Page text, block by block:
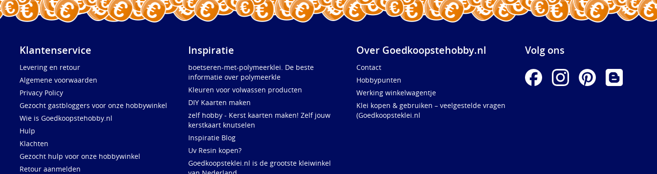
Klantenservice
Levering en retour
Algemene voorwaarden
Privacy Policy
Gezocht gastbloggers voor onze hobbywinkel
Wie is Goedkoopstehobby.nl
Hulp
Klachten
Gezocht hulp voor onze hobbywinkel
Retour aanmelden
Inspiratie
boetseren-met-polymeerklei. De beste
informatie over polymeerkle
Kleuren voor volwassen producten
DIY Kaarten maken
zelf hobby - Kerst kaarten maken! Zelf jouw
kerstkaart knutselen
Inspiratie Blog
Uv Resin kopen?
Goedkoopsteklei.nl is de grootste kleiwinkel
Over Goedkoopstehobby.nl
Contact
Hobbypunten
Werking winkelwagentje
Klei kopen & gebruiken – veelgestelde vragen
(Goedkoopsteklei.nl
Volg ons